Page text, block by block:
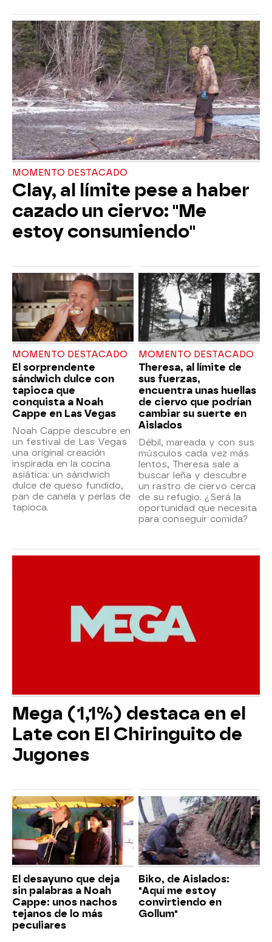
MOMENTO DESTACADO
Clay, al límite pese a haber
cazado un ciervo: "Me
estoy consumiendo"
MOMENTO DESTACADO
El sorprendente
sándwich dulce con
tapioca que
conquista a Noah
Cappe en Las Vegas
Noah Cappe descubre en
un festival de Las Vegas
una original creación
inspirada en la cocina
asiática: un sándwich
dulce de queso fundido,
pan de canela y perlas de
tapioca.
MOMENTO DESTACADO
Theresa, al límite de
sus fuerzas,
encuentra unas huellas
de ciervo que podrían
cambiar su suerte en
Aislados
Débil, mareada y con sus
músculos cada vez más
lentos, Theresa sale a
buscar leña y descubre
un rastro de ciervo cerca
de su refugio. ¿Será la
oportunidad que necesita
para conseguir comida?
Mega (1,1%) destaca en el
Late con El Chiringuito de
Jugones
El desayuno que deja
sin palabras a Noah
Cappe: unos nachos
tejanos de lo más
peculiares
Biko, de Aislados:
"Aquí me estoy
convirtiendo en
Gollum"